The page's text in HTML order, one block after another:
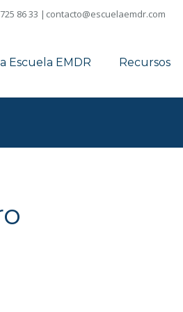
86 33 | contacto@escuelaemdr.com
Escuela EMDR Recursos